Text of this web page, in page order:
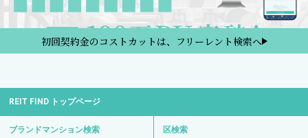
初回契約金のコストカットは、フリーレント検索へ
REIT FIND トップページ
ブランドマンション検索 区検索